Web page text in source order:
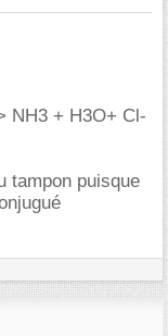
NH3 + H3O+ Cl-
tampon puisque